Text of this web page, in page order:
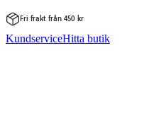
till
Fri frakt från 450 kr
KundserviceHitta butik